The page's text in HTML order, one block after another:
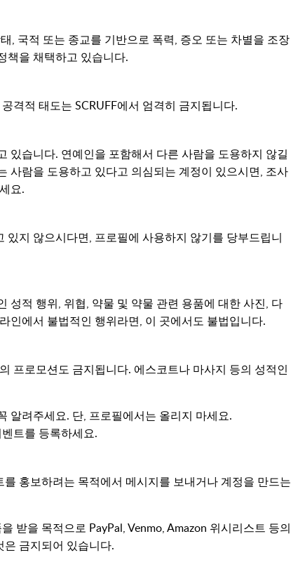
, 국적 또는 종교를 기반으로 폭력, 증오 또는 차별을 조장
책을 채택하고 있습니다.
격적 태도는 SCRUFF에서 엄격히 금지됩니다.
있습니다. 연예인을 포함해서 다른 사람을 도용하지 않길
사람을 도용하고 있다고 의심되는 계정이 있으시면, 조사
요.
지 않으시다면, 프로필에 사용하지 않기를 당부드립니
성적 행위, 위협, 약물 및 약물 관련 용품에 대한 사진, 다
인에서 불법적인 행위라면, 이 곳에서도 불법입니다.
프로모션도 금지됩니다. 에스코트나 마사지 등의 성적인
알려주세요. 단, 프로필에서는 올리지 마세요.
트를 등록하세요.
홍보하려는 목적에서 메시지를 보내거나 계정을 만드는
받을 목적으로 PayPal, Venmo, Amazon 위시리스트 등의
은 금지되어 있습니다.